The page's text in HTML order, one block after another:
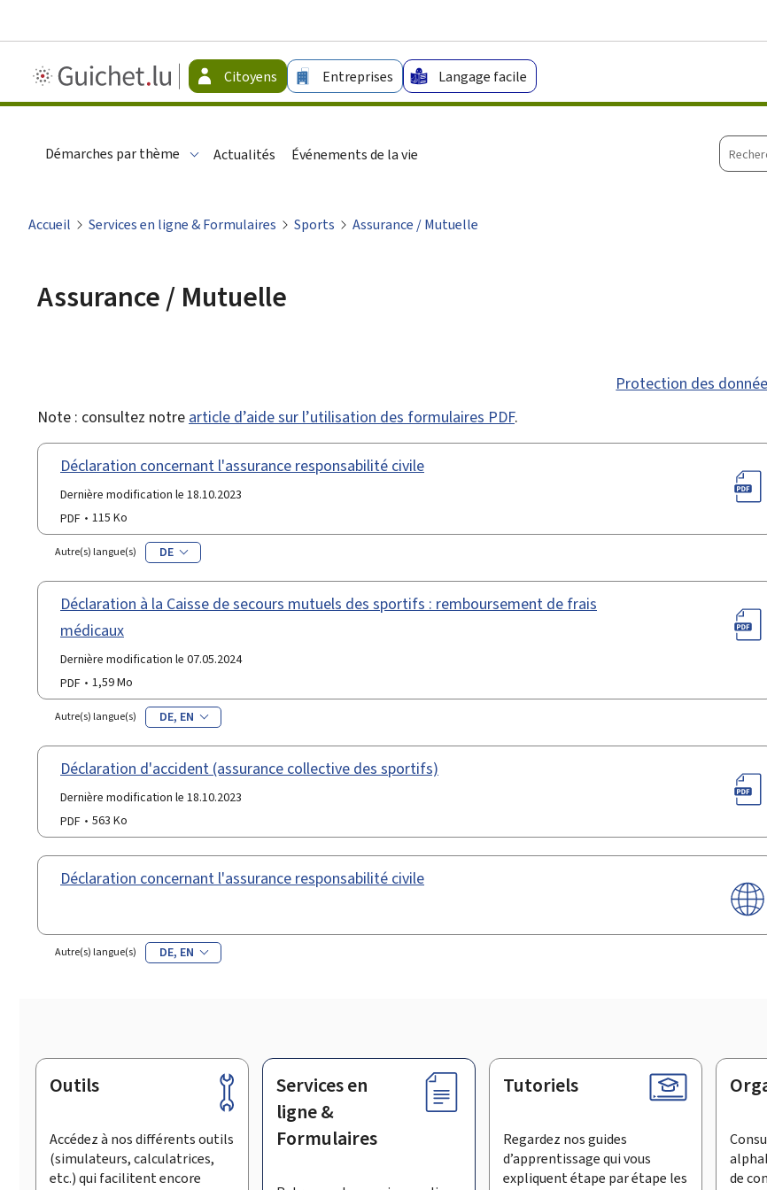
Guichet.lu
-
Citoyens Entreprises Langage facile
Démarches par thème Actualités Événements de la vie
sur
Accueil Services en ligne & Formulaires Sports Assurance / Mutuelle
Assurance / Mutuelle
Protection des
Note : consultez notre article d’aide sur l’utilisation des formulaires PDF.
Déclaration concernant l'assurance responsabilité civile
Dernière modification le 18.10.2023
PDF
115 Ko
Autre(s) langue(s) DE
Déclaration à la Caisse de secours mutuels des sportifs : remboursement de frais
médicaux
Dernière modification le 07.05.2024
PDF
1,59 Mo
Autre(s) langue(s) DE EN
Déclaration d'accident (assurance collective des sportifs)
Dernière modification le 18.10.2023
PDF
563 Ko
Déclaration concernant l'assurance responsabilité civile
Autre(s) langue(s) DE EN
Pied
page
Outils
Accédez à nos différents outils
(simulateurs, calculatrices,
etc.) qui facilitent encore
Services en
ligne &
Formulaires
Tutoriels
Regardez nos guides
d’apprentissage qui vous
expliquent étape par étape les
de